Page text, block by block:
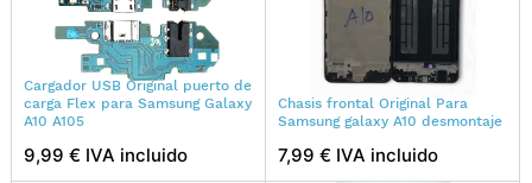
Cargador USB Original puerto de
carga Flex para Samsung Galaxy
A10 A105
9,99 € IVA incluido
Chasis frontal Original Para
Samsung galaxy A10 desmontaje
7,99 € IVA incluido